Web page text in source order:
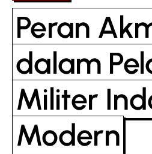
in
Peran
dalam
Militer
Modern